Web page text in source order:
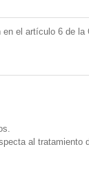
en el artículo 6 de
al tratamiento